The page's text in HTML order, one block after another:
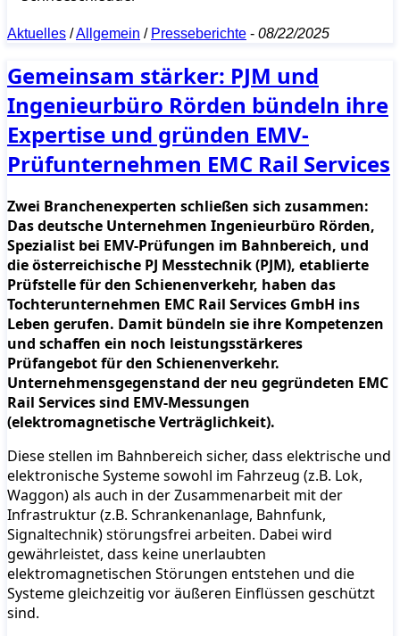
Aktuelles /Allgemein / Presseberichte - 08/22/2025
Gemeinsam stärker: PJM und
Ingenieurbüro Rörden bündeln ihre
Expertise und gründen EMV-
Prüfunternehmen EMC Rail Services
Zwei Branchenexperten schließen sich zusammen:
Das deutsche Unternehmen Ingenieurbüro Rörden,
Spezialist bei EMV-Prüfungen im Bahnbereich, und
die österreichische PJ Messtechnik (PJM), etablierte
Prüfstelle für den Schienenverkehr, haben das
Tochterunternehmen EMC Rail Services GmbH ins
Leben gerufen. Damit bündeln sie ihre Kompetenzen
und schaffen ein noch leistungsstärkeres
Prüfangebot für den Schienenverkehr.
Unternehmensgegenstand der neu gegründeten EMC
Rail Services sind EMV-Messungen
(elektromagnetische Verträglichkeit).
Diese stellen im Bahnbereich sicher, dass elektrische und
elektronische Systeme sowohl im Fahrzeug (z.B. Lok,
Waggon) als auch in der Zusammenarbeit mit der
Infrastruktur (z.B. Schrankenanlage, Bahnfunk,
Signaltechnik) störungsfrei arbeiten. Dabei wird
gewährleistet, dass keine unerlaubten
elektromagnetischen Störungen entstehen und die
Systeme gleichzeitig vor äußeren Einflüssen geschützt
sind.